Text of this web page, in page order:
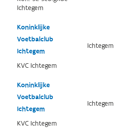
Ichtegem
Koninklijke
Voetbalclub
Ichtegem
KVC Ichtegem
Ichtegem
Koninklijke
Voetbalclub
Ichtegem
KVC Ichtegem
Ichtegem